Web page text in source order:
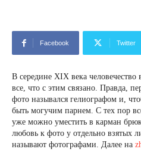
Facebook Twitter
В середине XIX века
все, что с этим связано. Правда,
фото назывался гелиографом и,
быть могучим парнем. С тех пор
уже можно уместить в карман
любовь к фото у отдельно взятых
называют фотографами. Далее на